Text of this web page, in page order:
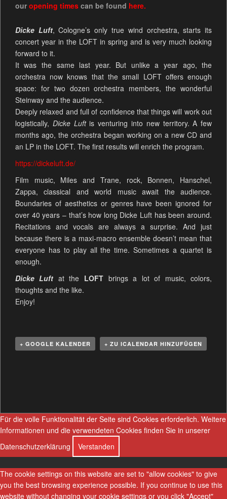
our opening timescan be found here.
Dicke Luft, Cologne’s only true wind orchestra, starts its
concert year in the LOFT in spring and is very much looking
forward to it.
It was the same last year. But unlike a year ago, the
orchestra now knows that the small LOFT offers enough
space: for two dozen orchestra members, the wonderful
Steinway and the audience.
Deeply relaxed and full of confidence that things will work out
logistically, Dicke Luftis venturing into new territory. A few
months ago, the orchestra began working on a new CD and
an LP in the LOFT. The first results will enrich the program.
https://dickeluft.de/
Film music, Miles and Trane, rock, Bonnen, Hanschel,
Zappa, classical and world music await the audience.
Boundaries of aesthetics or genres have been ignored for
over 40 years – that’s how long Dicke Luft has been around.
Recitations and vocals are always a surprise. And just
because there is a maxi-macro ensemble doesn’t mean that
everyone has to play all the time. Sometimes a quartet is
enough.
Dicke Luft at the LOFT brings a lot of music, colors,
thoughts and the like.
Enjoy!
+ GOOGLE KALENDER + ZU ICALENDAR HINZUFÜGEN
n
s
a
l
t
u
Für die volle Funktionalität der Seite sind Cookies erforderlich. Weitere
Informationen und die verwendeten Cookies finden Sie in unserer
Datenschutzerklärung
Verstanden
The cookie settings on this website are set to "allow cookies" to give
you the best browsing experience possible. If you continue to use this
website without changing your cookie settings or you click "Accept"